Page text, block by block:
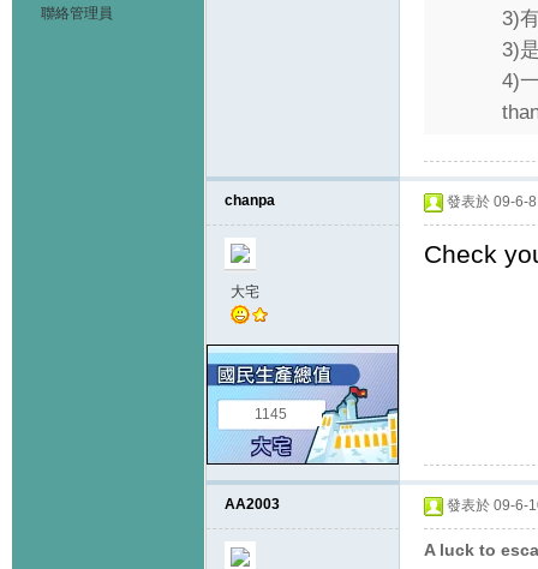
聯絡管理員
3)
3)
4)
chanpa
大宅
1145
發表於 09-6-
Check
AA2003 發表於 09-6-
A luck to